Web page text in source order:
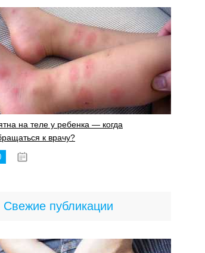
на теле у ребенка — когда
к врачу?
Свежие публикации